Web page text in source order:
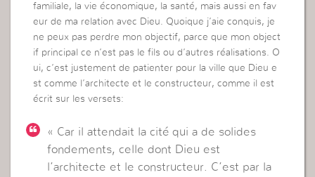
familiale, la vie économique, la santé, mais aussi en fav
eur de ma relation avec Dieu. Quoique j’aie conquis, je
ne peux pas perdre mon objectif, parce que mon object
if principal ce n’est pas le fils ou d’autres réalisations. O
ui, c’est justement de patienter pour la ville que Dieu e
st comme l’architecte et le constructeur, comme il est
écrit sur les versets:
« Car il attendait la cité qui a de solides
fondements, celle dont Dieu est
l’architecte et le constructeur. C’est par la